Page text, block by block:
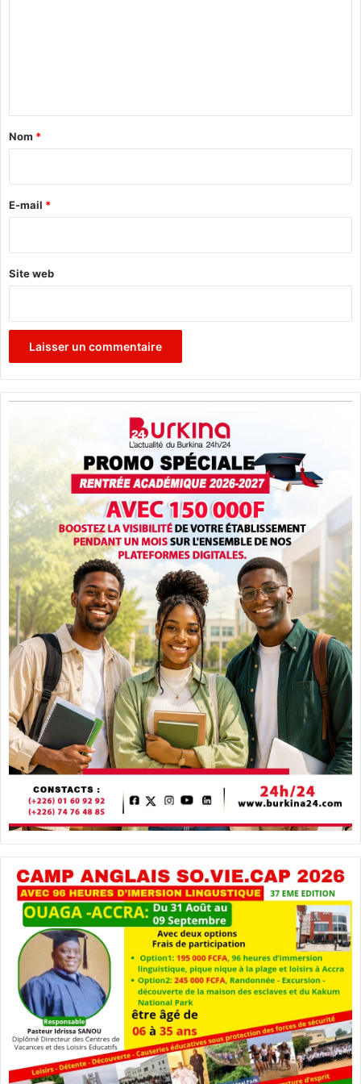
a
e
Nom *
E-mail *
Site web